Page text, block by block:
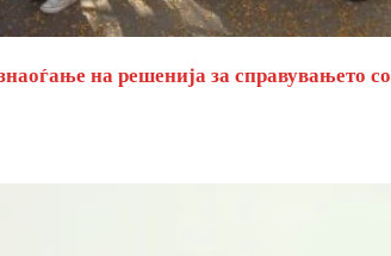
на решенија за справувањето со